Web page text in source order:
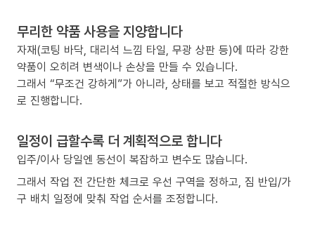
무리한 약품 사용을 지양합니다
자재(코팅 바닥, 대리석 느낌 타일, 무광 상판 등)에 따라 강한
약품이 오히려 변색이나 손상을 만들 수 있습니다.
그래서 “무조건 강하게”가 아니라, 상태를 보고 적절한 방식으
로 진행합니다.
일정이 급할수록 더 계획적으로 합니다
입주/이사 당일엔 동선이 복잡하고 변수도 많습니다.
그래서 작업 전 간단한 체크로 우선 구역을 정하고, 짐 반입/가
구 배치 일정에 맞춰 작업 순서를 조정합니다.